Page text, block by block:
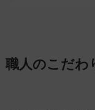
職人のこだわ